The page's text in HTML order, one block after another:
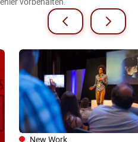
New Work